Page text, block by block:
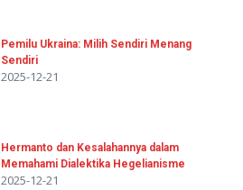
Pemilu Ukraina: Milih Sendiri Menang
Sendiri
2025-12-21
Hermanto dan Kesalahannya dalam
Memahami Dialektika Hegelianisme
2025-12-21